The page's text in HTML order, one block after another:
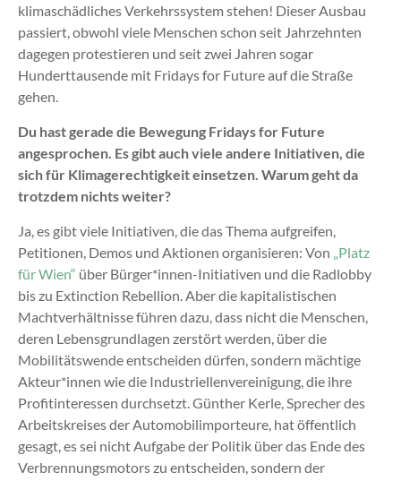
klimaschädliches Verkehrssystem stehen! Dieser Ausbau
passiert, obwohl viele Menschen schon seit Jahrzehnten
dagegen protestieren und seit zwei Jahren sogar
Hunderttausende mit Fridays for Future auf die Straße
gehen.
Du hast gerade die Bewegung Fridays for Future
angesprochen. Es gibt auch viele andere Initiativen, die
sich für Klimagerechtigkeit einsetzen. Warum geht da
trotzdem nichts weiter?
Ja, es gibt viele Initiativen, die das Thema aufgreifen,
Petitionen, Demos und Aktionen organisieren: Von „Platz
für Wien“ über Bürger*innen-Initiativen und die Radlobby
bis zu Extinction Rebellion. Aber die kapitalistischen
Machtverhältnisse führen dazu, dass nicht die Menschen,
deren Lebensgrundlagen zerstört werden, über die
Mobilitätswende entscheiden dürfen, sondern mächtige
Akteur*innen wie die Industriellenvereinigung, die ihre
Profitinteressen durchsetzt. Günther Kerle, Sprecher des
Arbeitskreises der Automobilimporteure, hat öffentlich
gesagt, es sei nicht Aufgabe der Politik über das Ende des
Verbrennungsmotors zu entscheiden, sondern der